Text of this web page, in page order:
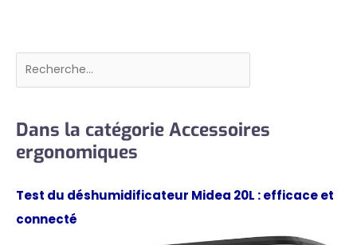
Rechercher
Dans la catégorie Accessoires
ergonomiques
Test du déshumidificateur Midea 20L : efficace et
connecté